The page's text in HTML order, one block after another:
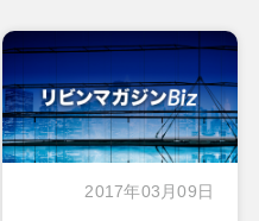
2017年03月09日